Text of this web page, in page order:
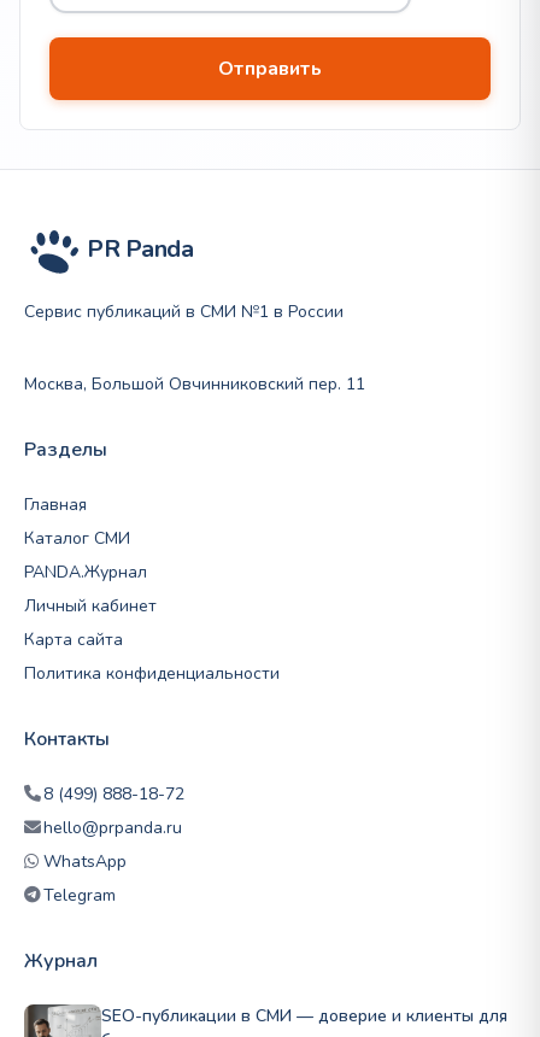
PR Panda
Сервис публикаций в СМИ №1 в России
Москва, Большой Овчинниковский пер. 11
Разделы
Главная
Каталог СМИ
PANDA.Журнал
Личный кабинет
Карта сайта
Политика конфиденциальности
Контакты
8 (499) 888-18-72
hello@prpanda.ru
WhatsApp
Telegram
Журнал
SEO-публикации в СМИ — доверие и клиенты для